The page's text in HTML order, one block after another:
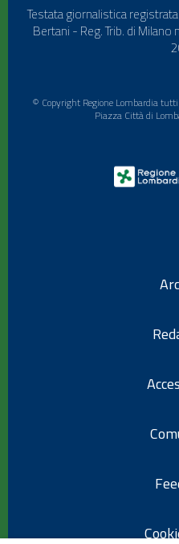
Testata giornalistica
Bertani - Reg. Trib. di
© Copyright Regione Lombardia
Piazza Città di